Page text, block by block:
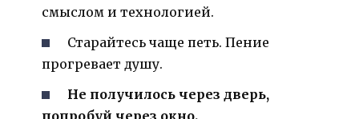
смыслом и технологией.
Старайтесь чаще петь. Пение
прогревает душу.
Не получилось через дверь,